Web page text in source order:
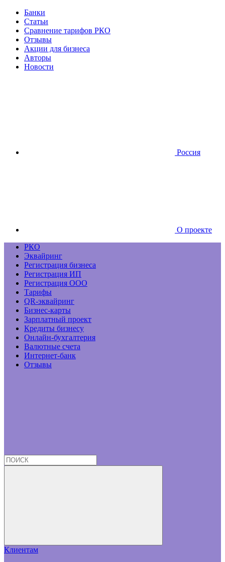
Банки
Статьи
Сравнение тарифов РКО
Отзывы
Акции для бизнеса
Авторы
Новости
Россия
О проекте
РКО
Эквайринг
Регистрация бизнеса
Регистрация ИП
Регистрация ООО
Тарифы
QR-эквайринг
Бизнес-карты
Зарплатный проект
Кредиты бизнесу
Онлайн-бухгалтерия
Валютные счета
Интернет-банк
Отзывы
Клиентам